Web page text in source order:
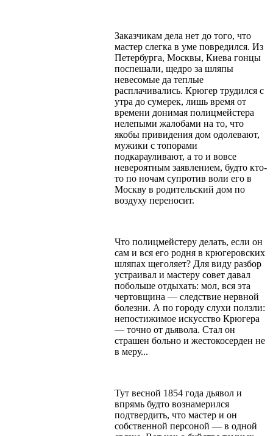
Заказчикам дела нет до того, что
мастер слегка в уме повредился. Из
Петербурга, Москвы, Киева гонцы
поспешали, щедро за шляпы
невесомые да теплые
расплачивались. Крюгер трудился с
утра до сумерек, лишь время от
времени донимая полицмейстера
нелепыми жалобами на то, что
якобы привидения дом одолевают,
мужики с топорами
подкарауливают, а то и вовсе
невероятным заявлением, будто кто-
то по ночам супротив воли его в
Москву в родительский дом по
воздуху переносит.
Что полицмейстеру делать, если он
сам и вся его родня в крюгеровских
шляпах щеголяет? Для виду разбор
устраивал и мастеру совет давал
побольше отдыхать: мол, вся эта
чертовщина — следствие нервной
болезни. А по городу слухи ползли:
непостижимое искусство Крюгера
— точно от дьявола. Стал он
страшен больно и жестокосерден не
в меру...
Тут весной 1854 года дьявол и
впрямь будто вознамерился
подтвердить, что мастер и он
собственной персоной — в одной